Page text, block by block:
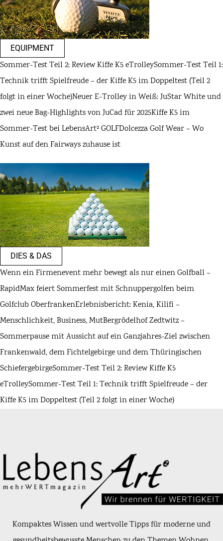
EQUIPMENT
Sommer-Test Teil 2: Review Kiffe K5 eTrolleySommer-Test Teil 1:
Technik trifft Spielfreude – der Kiffe K5 im Doppeltest (Teil 2
folgt in einer Woche)Neuer E-Trolley in Weiß: JuStar White und
zwei neue Bag-Highlights von JuCad für 2025Kiffe K5 im
Sommer-Test bei LebensArt² GOLFDolcezza Golf Wear – Wo
Kunst auf den Fairways zuhause ist
DIES & DAS
Wenn ein Firmenevent mehr bewegt als nur einen Golfball –
RapidMax feiert Sommerfest mit Schnuppergolfen beim
Golfclub OberfrankenErlebnisbericht: Kenia, Kilifi –
Menschlichkeit, Business, MutBergrödelhof Zedtwitz –
Sommerpause mit Aussicht auf ein Ganzjahres-Ziel zwischen
Frankenwald, dem Fichtelgebirge und dem Thüringischen
SchiefergebirgeSommer-Test Teil 2: Review Kiffe K5
eTrolleySommer-Test Teil 1: Technik trifft Spielfreude – der
Kiffe K5 im Doppeltest (Teil 2 folgt in einer Woche)
Kompaktes Wissen und wertvolle Tipps für moderne und